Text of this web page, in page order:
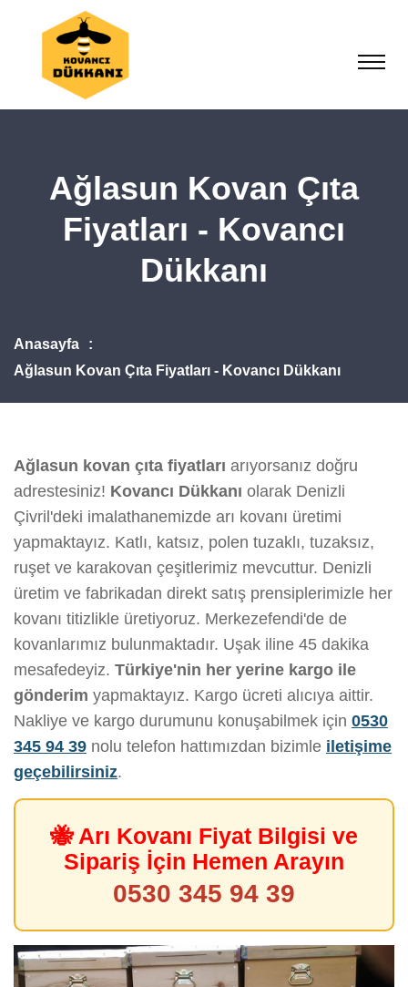
Ağlasun Kovan Çıta
Fiyatları - Kovancı
Dükkanı
Anasayfa
Ağlasun Kovan Çıta Fiyatları - Kovancı Dükkanı
Ağlasun kovan çıta fiyatları arıyorsanız doğru
adrestesiniz! Kovancı Dükkanı olarak Denizli
Çivril'deki imalathanemizde arı kovanı üretimi
yapmaktayız. Katlı, katsız, polen tuzaklı, tuzaksız,
ruşet ve karakovan çeşitlerimiz mevcuttur. Denizli
üretim ve fabrikadan direkt satış prensiplerimizle her
kovanı titizlikle üretiyoruz. Merkezefendi'de de
kovanlarımız bulunmaktadır. Uşak iline 45 dakika
mesafedeyiz. Türkiye'nin her yerine kargo ile
gönderim yapmaktayız. Kargo ücreti alıcıya aittir.
Nakliye ve kargo durumunu konuşabilmek için 0530
345 94 39 nolu telefon hattımızdan bizimle iletişime
geçebilirsiniz.
🐝 Arı Kovanı Fiyat Bilgisi ve
Sipariş İçin Hemen Arayın
0530 345 94 39